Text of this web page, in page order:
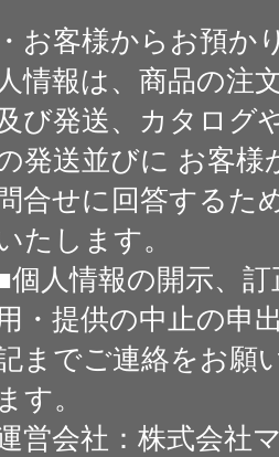
・お客様からお預か
人情報は、商品の注
び発送、カタログ
発送並びに お客様
合せに回答するた
たします。
個人情報の開示、
・提供の中止の申
までご連絡をお願
ます。
営会社：株式会社